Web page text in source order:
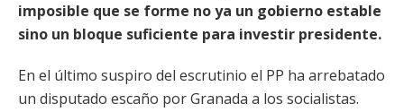
imposible que se forme no ya un gobierno estable
sino un bloque suficiente para investir presidente.
En el último suspiro del escrutinio el PP ha arrebatado
un disputado escaño por Granada a los socialistas.